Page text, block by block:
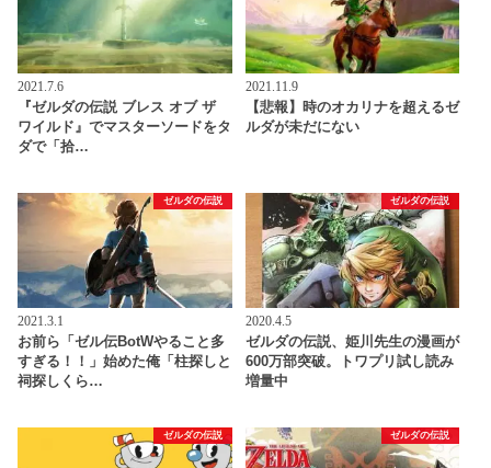
2021.7.6
『ゼルダの伝説 ブレス オブ ザ
ワイルド』でマスターソードをタ
ダで「拾…
2021.11.9
【悲報】時のオカリナを超えるゼ
ルダが未だにない
ゼルダの伝説
2021.3.1
お前ら「ゼル伝BotWやること多
すぎる！！」始めた俺「柱探しと
祠探しくら…
ゼルダの伝説
2020.4.5
ゼルダの伝説、姫川先生の漫画が
600万部突破。トワプリ試し読み
増量中
ゼルダの伝説 ゼルダの伝説